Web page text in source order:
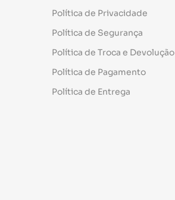
Política de Privacidade
Política de Segurança
Política de Troca e Devolução
Política de Pagamento
Política de Entrega